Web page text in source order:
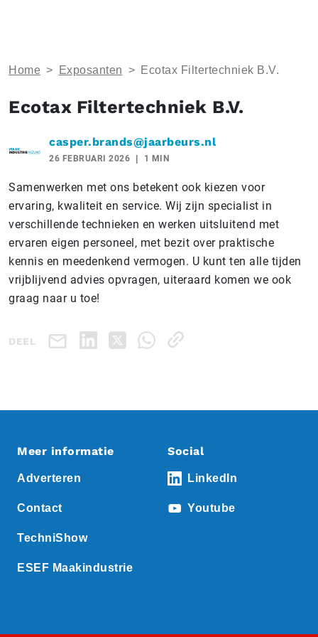
Home > Exposanten > Ecotax Filtertechniek B.V.
Ecotax Filtertechniek B.V.
casper.brands@jaarbeurs.nl
26 FEBRUARI 2026 1 MIN
Samenwerken met ons betekent ook kiezen voor
ervaring, kwaliteit en service. Wij zijn specialist in
verschillende technieken en werken uitsluitend met
ervaren eigen personeel, met bezit over praktische
kennis en meedenkend vermogen. U kunt ten alle tijden
vrijblijvend advies opvragen, uiteraard komen we ook
graag naar u toe!
DEEL
Meer informatie
Adverteren
Contact
TechniShow
ESEF Maakindustrie
Social
LinkedIn
Youtube